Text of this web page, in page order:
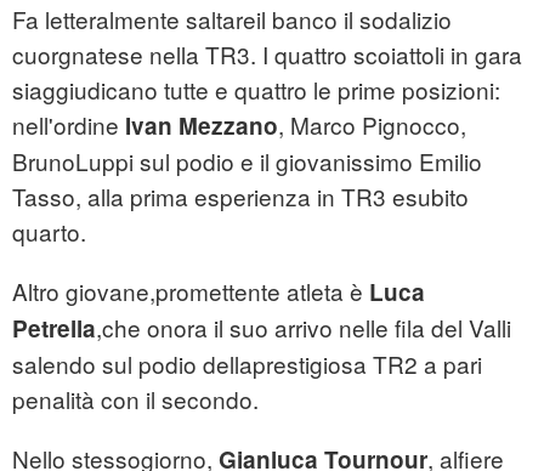
Fa letteralmente saltareil banco il sodalizio
cuorgnatese nella TR3. I quattro scoiattoli in gara
siaggiudicano tutte e quattro le prime posizioni:
nell'ordine Ivan Mezzano, Marco Pignocco,
BrunoLuppi sul podio e il giovanissimo Emilio
Tasso, alla prima esperienza in TR3 esubito
quarto.
Altro giovane,promettente atleta è Luca
Petrella,che onora il suo arrivo nelle fila del Valli
salendo sul podio dellaprestigiosa TR2 a pari
penalità con il secondo.
Nello stessogiorno, Gianluca Tournour, alfiere